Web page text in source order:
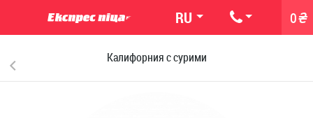
RU 0H
Калифорния с сурими